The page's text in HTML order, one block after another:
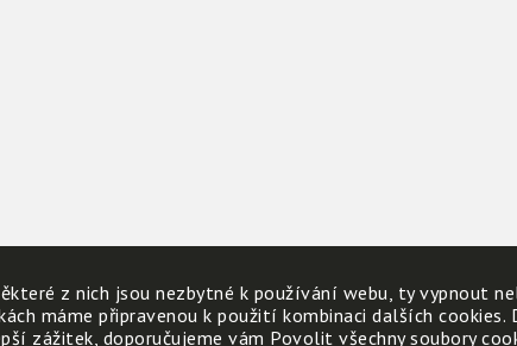
z nich jsou nezbytné k používání webu, ty vypnout
máme připravenou k použití kombinaci dalších
zážitek, doporučujeme vám Povolit všechny soubory